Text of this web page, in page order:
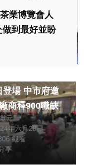
業博覽會人
到最好並盼
中市府邀
商釋900職缺
元
年六月28日
觀看
享